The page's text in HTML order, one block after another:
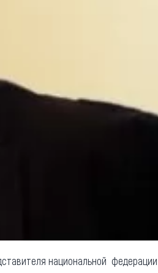
национальной федерации